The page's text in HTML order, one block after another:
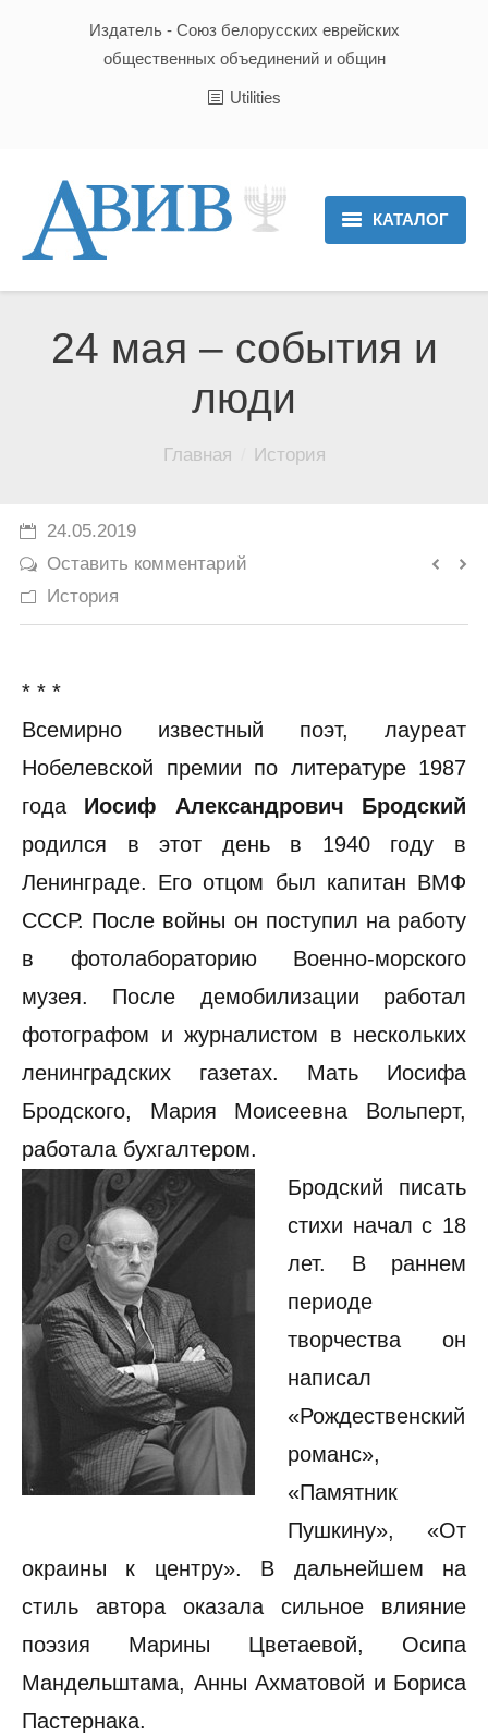
Издатель - Союз белорусских еврейских
общественных объединений и общин
Utilities
КАТАЛОГ
Юмор
24 мая – события и
люди
Главная История
24.05.2019
Оставить комментарий
История
* * *
Всемирно известный поэт, лауреат
Нобелевской премии по литературе 1987
года Иосиф Александрович Бродский
родился в этот день в 1940 году в
Ленинграде. Его отцом был капитан ВМФ
СССР. После войны он поступил на работу
в фотолабораторию Военно-морского
музея. После демобилизации работал
фотографом и журналистом в нескольких
ленинградских газетах. Мать Иосифа
Бродского, Мария Моисеевна Вольперт,
работала бухгалтером.
Бродский писать
стихи начал с 18
лет. В раннем
периоде
творчества он
написал
«Рождественский
романс»,
«Памятник
Пушкину», «От
окраины к центру». В дальнейшем на
стиль автора оказала сильное влияние
поэзия Марины Цветаевой, Осипа
Мандельштама, Анны Ахматовой и Бориса
Пастернака.